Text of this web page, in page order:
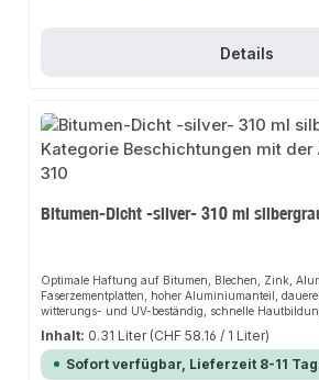
gegen von außen drückendes Wasser und
Details
Bitumen-Dicht -silver- 310 ml
Optimale Haftung auf Bitumen, Blechen, Zink,
Faserzementplatten, hoher Aluminiumanteil,
witterungs- und UV-beständig, schnelle
alterungsbeständig, temperaturbeständig, spachtel-
siliconfrei.Verarbeitungsvorteileauch für
Erhitzen notwendig - kalt verarbeitbar, hohe
KartuschenpressenAnwendungsbereichezum
Inhalt: 0.31 Liter (CHF 58.16 / 1 Liter)
Sofort verfügbar, Lieferzeit 8-11